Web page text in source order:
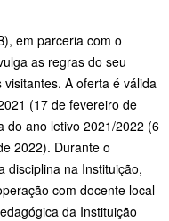
em parceria com o
as regras do seu
A oferta é válida
(17 de fevereiro de
do ano letivo 2021/2022 (6
2022). Durante o
disciplina na Instituição,
com docente local
da Instituição